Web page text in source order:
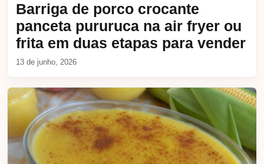
Barriga de porco crocante
panceta pururuca na air fryer ou
frita em duas etapas para vender
13 de junho, 2026